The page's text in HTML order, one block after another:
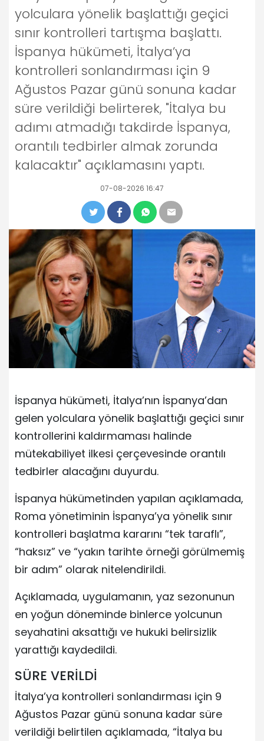
yolculara yönelik başlattığı geçici
sınır kontrolleri tartışma başlattı.
İspanya hükümeti, İtalya’ya
kontrolleri sonlandırması için 9
Ağustos Pazar günü sonuna kadar
süre verildiği belirterek, "İtalya bu
adımı atmadığı takdirde İspanya,
orantılı tedbirler almak zorunda
kalacaktır" açıklamasını yaptı.
07-08-2026 16:47
İspanya hükümeti, İtalya’nın İspanya’dan
gelen yolculara yönelik başlattığı geçici sınır
kontrollerini kaldırmaması halinde
mütekabiliyet ilkesi çerçevesinde orantılı
tedbirler alacağını duyurdu.
İspanya hükümetinden yapılan açıklamada,
Roma yönetiminin İspanya’ya yönelik sınır
kontrolleri başlatma kararını “tek taraflı”,
“haksız” ve “yakın tarihte örneği görülmemiş
bir adım” olarak nitelendirildi.
Açıklamada, uygulamanın, yaz sezonunun
en yoğun döneminde binlerce yolcunun
seyahatini aksattığı ve hukuki belirsizlik
yarattığı kaydedildi.
SÜRE VERİLDİ
İtalya’ya kontrolleri sonlandırması için 9
Ağustos Pazar günü sonuna kadar süre
verildiği belirtilen açıklamada, “İtalya bu